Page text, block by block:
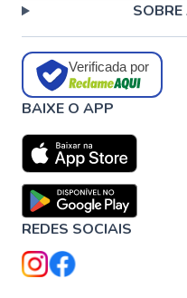
Verificada por
BAIXE O APP
REDES SOCIAIS